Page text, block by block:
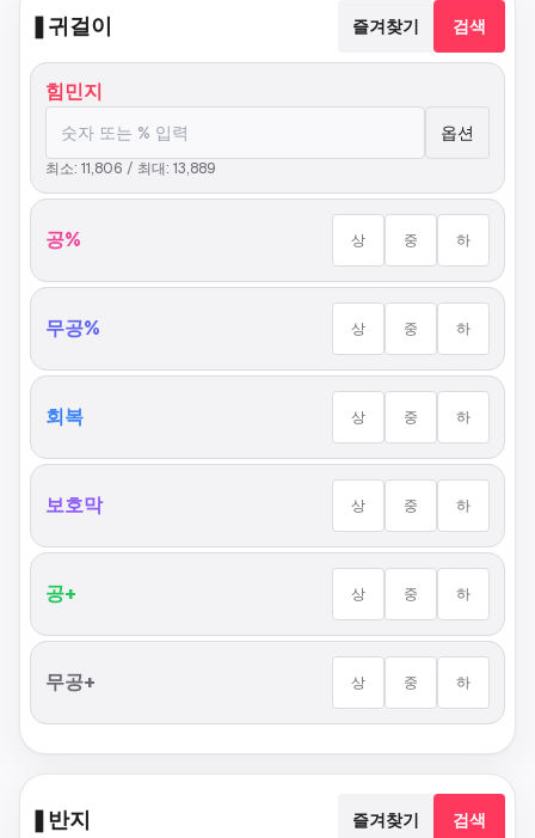
귀걸이 즐겨찾기 검색
힘민지
옵션
최소: 11,806 / 최대: 13,889
공% 상 중 하
무공% 상 중 하
회복 상 중 하
보호막 상 중 하
공+ 상 중 하
무공+ 상 중 하
반지 즐겨찾기 검색